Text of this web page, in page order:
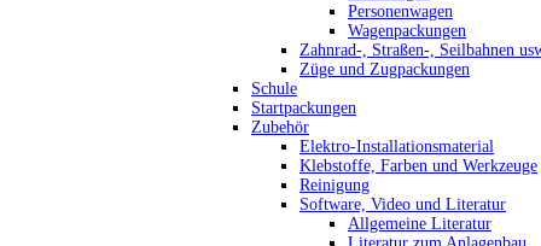
Personenwagen
Wagenpackungen
Zahnrad-, Straßen-, Seilbahnen
Züge und Zugpackungen
Schule
Startpackungen
Zubehör
Elektro-Installationsmaterial
Klebstoffe, Farben und Werkzeuge
Reinigung
Software, Video und Literatur
Allgemeine Literatur